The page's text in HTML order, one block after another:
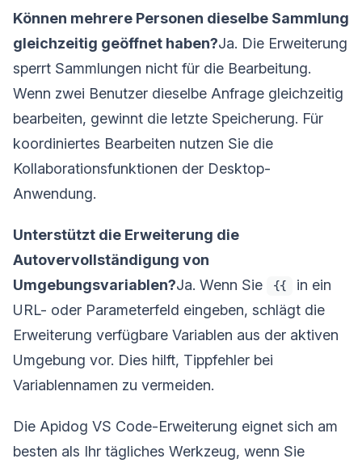
Können mehrere Personen dieselbe Sammlung
gleichzeitig geöffnet haben?Ja. Die Erweiterung
sperrt Sammlungen nicht für die Bearbeitung.
Wenn zwei Benutzer dieselbe Anfrage gleichzeitig
bearbeiten, gewinnt die letzte Speicherung. Für
koordiniertes Bearbeiten nutzen Sie die
Kollaborationsfunktionen der Desktop-
Anwendung.
Unterstützt die Erweiterung die
Autovervollständigung von
Umgebungsvariablen?Ja. Wenn Sie {{
in ein
URL- oder Parameterfeld eingeben, schlägt die
Erweiterung verfügbare Variablen aus der aktiven
Umgebung vor. Dies hilft, Tippfehler bei
Variablennamen zu vermeiden.
Die Apidog VS Code-Erweiterung eignet sich am
besten als Ihr tägliches Werkzeug, wenn Sie